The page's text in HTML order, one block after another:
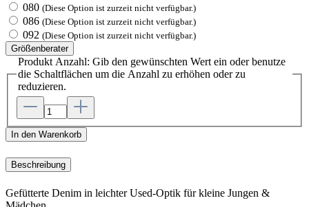
080 (Diese Option ist zurzeit nicht verfügbar.)
086 (Diese Option ist zurzeit nicht verfügbar.)
092 (Diese Option ist zurzeit nicht verfügbar.)
Größenberater
Produkt Anzahl: Gib den gewünschten Wert ein oder benutze
die Schaltflächen um die Anzahl zu erhöhen oder zu
reduzieren.
In den Warenkorb
Beschreibung
Gefütterte Denim in leichter Used-Optik für kleine Jungen &